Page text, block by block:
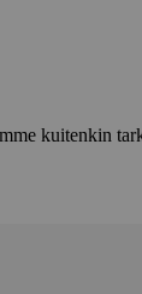
kuitenkin